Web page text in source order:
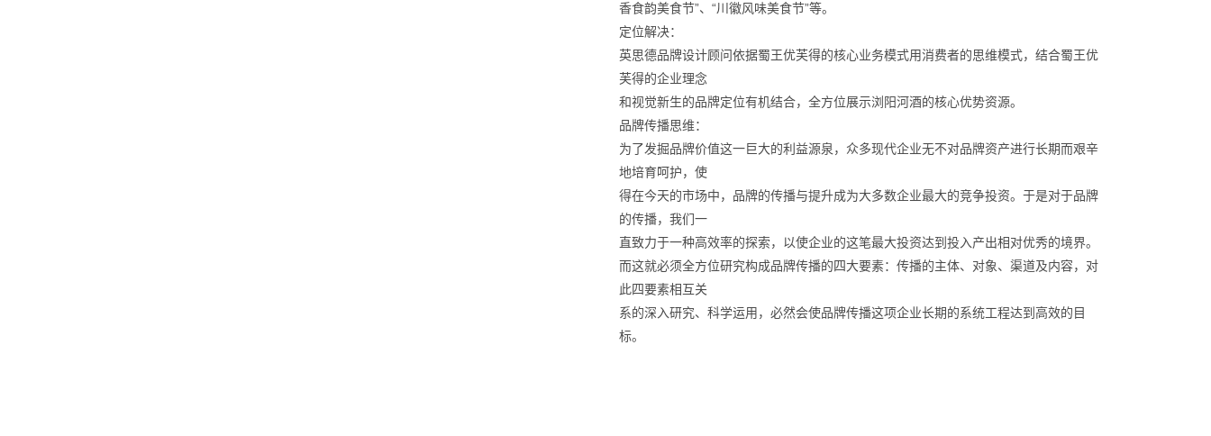
香食韵美食节”、“川徽风味美食节”等。
定位解决：
英思德品牌设计顾问依据蜀王优芙得的核心业务模式用消费者的思维模式，结合蜀王优
芙得的企业理念
和视觉新生的品牌定位有机结合，全方位展示浏阳河酒的核心优势资源。
品牌传播思维：
为了发掘品牌价值这一巨大的利益源泉，众多现代企业无不对品牌资产进行长期而艰辛
地培育呵护，使
得在今天的市场中，品牌的传播与提升成为大多数企业最大的竞争投资。于是对于品牌
的传播，我们一
直致力于一种高效率的探索，以使企业的这笔最大投资达到投入产出相对优秀的境界。
而这就必须全方位研究构成品牌传播的四大要素：传播的主体、对象、渠道及内容，对
此四要素相互关
系的深入研究、科学运用，必然会使品牌传播这项企业长期的系统工程达到高效的目
标。